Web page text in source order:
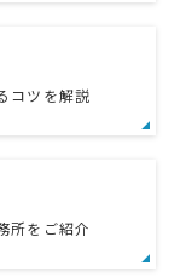
コツを解説
所をご紹介